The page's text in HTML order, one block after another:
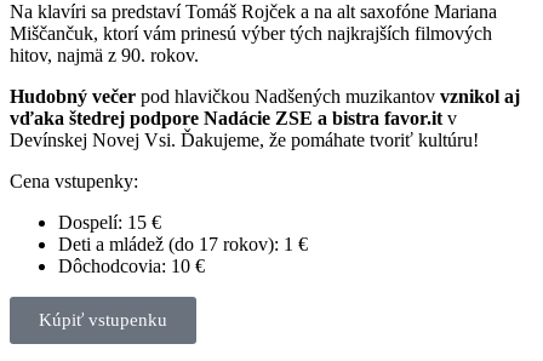
Na klavíri sa predstaví Tomáš Rojček a na alt saxofóne Mariana
Miščančuk, ktorí vám prinesú výber tých najkrajších filmových
hitov, najmä z 90. rokov.
Hudobný večer pod hlavičkou Nadšených muzikantov vznikol aj
vďaka štedrej podpore Nadácie ZSE a bistra favor.it v
Devínskej Novej Vsi. Ďakujeme, že pomáhate tvoriť kultúru!
Cena vstupenky:
Dospelí: 15 €
Deti a mládež (do 17 rokov): 1 €
Dôchodcovia: 10 €
Kúpiť vstupenku